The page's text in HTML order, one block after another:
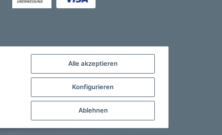
Alle akzeptieren
Konfigurieren
Ablehnen